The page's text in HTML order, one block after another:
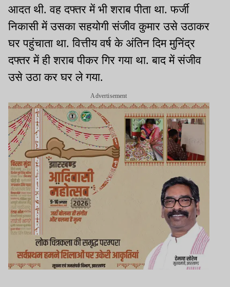
आदत थी. वह दफ्तर में भी शराब पीता था. फर्जी
निकासी में उसका सहयोगी संजीव कुमार उसे उठाकर
घर पहुंचाता था. वित्तीय वर्ष के अंतिन दिम मुनिंद्र
दफ्तर में ही शराब पीकर गिर गया था. बाद में संजीव
उसे उठा कर घर ले गया.
Advertisement